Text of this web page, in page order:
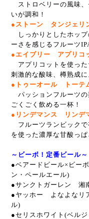
ストロベリーの風味、
いが調和！
●ストーン タンジェリ
しっかりとしたホップ
ーさを感じるフルーツ
●エイブリー アプリコ
アプリコットを使った
刺激的な酸味、樽熟成に
●トゥーオール トーテ
パッションフルーツの
ごくごく飲める一杯！
●リンデマンス リンデ
フルーツランビックで
を使った濃厚な甘酸っぱ
～ビーボ！定番ビール～
●ベアードビール×ビー
ン・ペールエール)
●サンクトガーレン 湘
●ヤッホー よなよなリ
ル)
●セリスホワイト(ベル